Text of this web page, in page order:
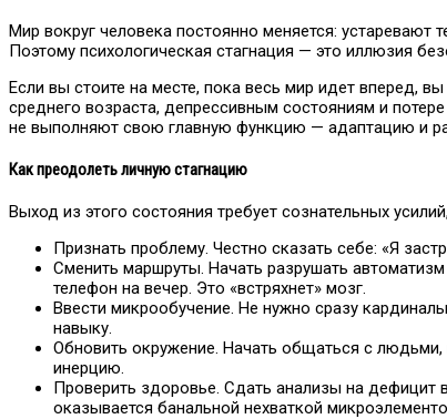
Мир вокруг человека постоянно меняется: устаревают
Поэтому психологическая стагнация — это иллюзия
Если вы стоите на месте, пока весь мир идет вперед,
среднего возраста, депрессивным состояниям и
не выполняют свою главную функцию — адаптацию и
Как преодолеть личную стагнацию
Выход из этого состояния требует сознательных
Признать проблему. Честно сказать себе: «Я
Сменить маршруты. Начать разрушать
телефон на вечер. Это «встряхнет» мозг.
Ввести микрообучение. Не нужно сразу
навыку.
Обновить окружение. Начать общаться с людьми,
инерцию.
Проверить здоровье. Сдать анализы на дефицит
оказывается банальной нехваткой